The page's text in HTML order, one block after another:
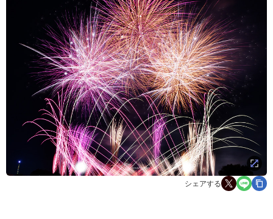
シェアする